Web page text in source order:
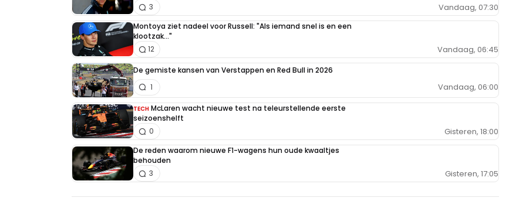
Vandaag, 07:30
3
Montoya ziet nadeel voor Russell: "Als iemand snel is en een
klootzak..."
Vandaag, 06:45
12
De gemiste kansen van Verstappen en Red Bull in 2026
Vandaag, 06:00
1
TECH McLaren wacht nieuwe test na teleurstellende eerste
seizoenshelft
Gisteren, 18:00
0
De reden waarom nieuwe F1-wagens hun oude kwaaltjes
behouden
Gisteren, 17:05
3